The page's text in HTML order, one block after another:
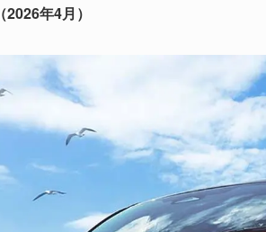
年4月）